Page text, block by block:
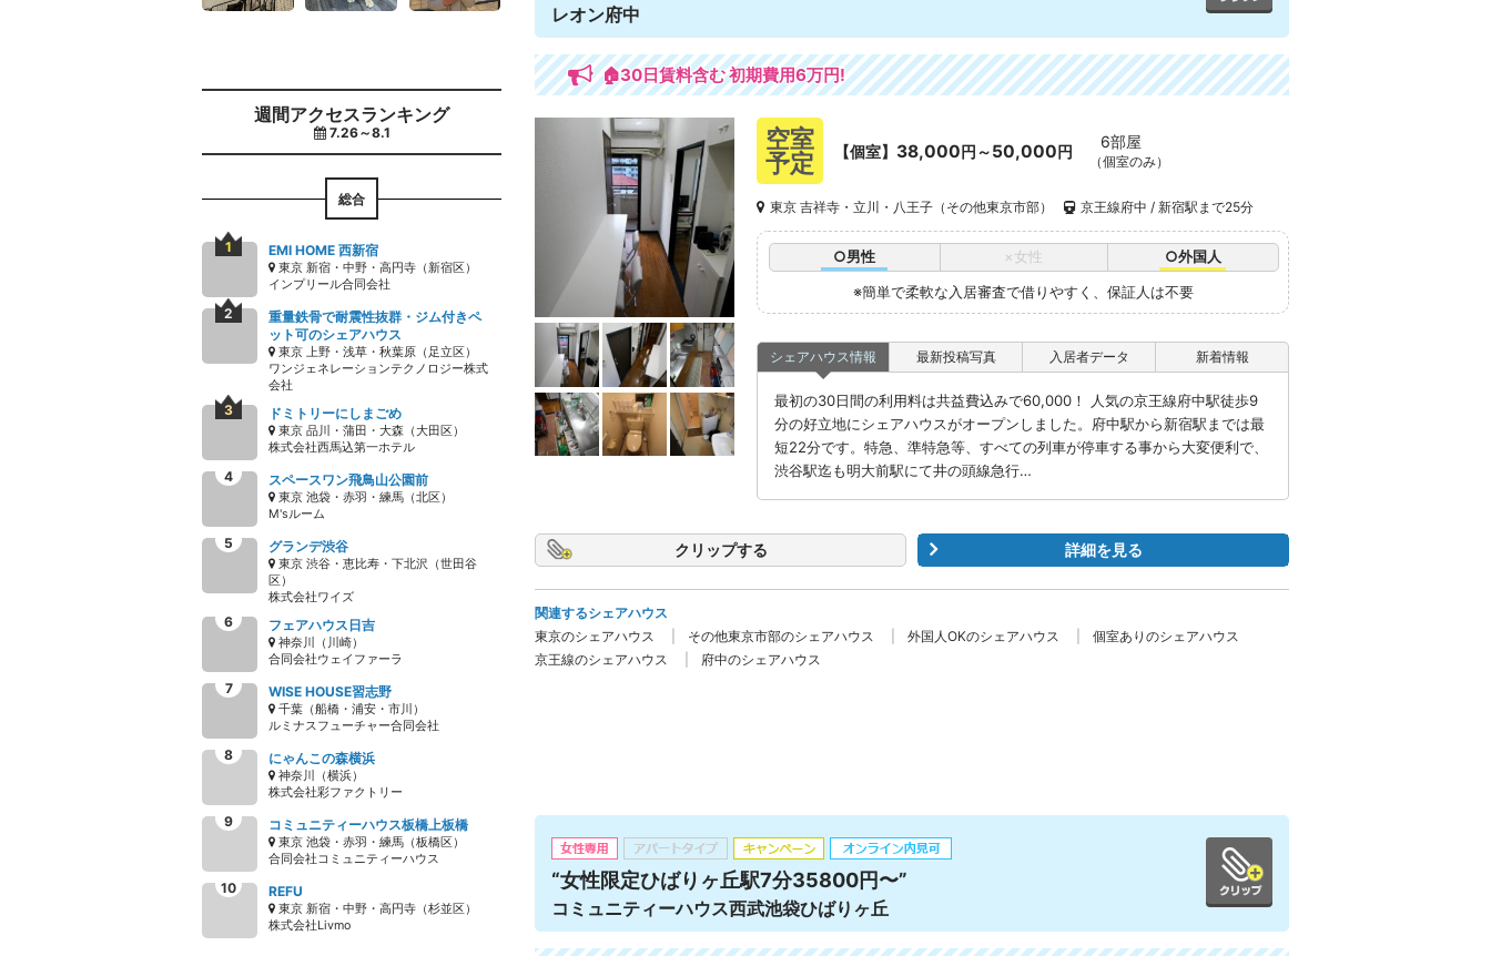
週間アクセスランキング
7.26～8.1
総合
EMI HOME 西新宿
東京 新宿・中野・高円寺（新宿区）
インプリール合同会社
重量鉄骨で耐震性抜群・ジム付きペ
ット可のシェアハウス
東京 上野・浅草・秋葉原（足立区）
ワンジェネレーションテクノロジー株式
会社
ドミトリーにしまごめ
東京 品川・蒲田・大森（大田区）
株式会社西馬込第一ホテル
スペースワン飛鳥山公園前
東京 池袋・赤羽・練馬（北区）
M'sルーム
グランデ渋谷
東京 渋谷・恵比寿・下北沢（世田谷
区）
株式会社ワイズ
フェアハウス日吉
神奈川（川崎）
合同会社ウェイファーラ
WISE HOUSE習志野
千葉（船橋・浦安・市川）
ルミナスフューチャー合同会社
にゃんこの森横浜
神奈川（横浜）
株式会社彩ファクトリー
コミュニティーハウス板橋上板橋
東京 池袋・赤羽・練馬（板橋区）
合同会社コミュニティーハウス
REFU
東京 新宿・中野・高円寺（杉並区）
株式会社Livmo
レオン府中
🏠30日賃料含む 初期費用6万円!
空室
予定
【個室】 38,000円～50,000円 6部屋
（個室のみ）
東京 吉祥寺・立川・八王子（その他東京市部） 京王線府中 / 新宿駅まで25分
○男性 ×女性
○外国人
※簡単で柔軟な入居審査で借りやすく、保証人は不要
シェアハウス情報
最初の30日間の利用料は共益費込みで60,000！ 人気の京王線府中駅徒歩9
分の好立地にシェアハウスがオープンしました。府中駅から新宿駅までは最
短22分です。特急、準特急等、すべての列車が停車する事から大変便利で、
渋谷駅迄も明大前駅にて井の頭線急行…
最新投稿写真 入居者データ 新着情報
クリップ 詳細を見る
関連するシェアハウス
東京のシェアハウス
その他東京市部のシェアハウス 外国人OKのシェアハウス
個室ありのシェアハウス
京王線のシェアハウス
府中のシェアハウス
“女性限定ひばりヶ丘駅7分35800円〜”
コミュニティーハウス西武池袋ひばりヶ丘